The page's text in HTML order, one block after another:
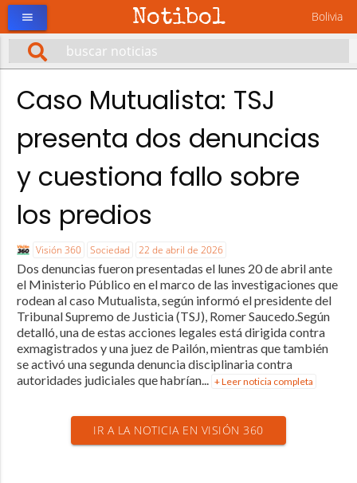
Notibol Bolivia
menu
Caso Mutualista: TSJ
presenta dos denuncias
y cuestiona fallo sobre
los predios
Visión 360 Sociedad 22 de abril de 2026
Dos denuncias fueron presentadas el lunes 20 de abril ante
el Ministerio Público en el marco de las investigaciones que
rodean al caso Mutualista, según informó el presidente del
Tribunal Supremo de Justicia (TSJ), Romer Saucedo.Según
detalló, una de estas acciones legales está dirigida contra
exmagistrados y una juez de Pailón, mientras que también
se activó una segunda denuncia disciplinaria contra
autoridades judiciales que habrían... + Leer noticia completa
IR A LA NOTICIA EN VISIÓN 360